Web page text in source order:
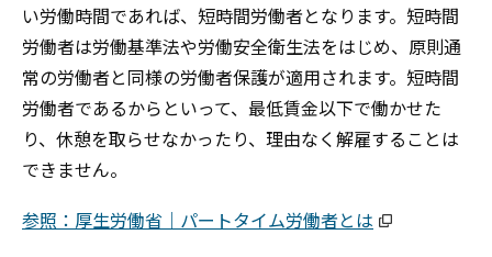
い労働時間であれば、短時間労働者となります。短時間
労働者は労働基準法や労働安全衛生法をはじめ、原則通
常の労働者と同様の労働者保護が適用されます。短時間
労働者であるからといって、最低賃金以下で働かせた
り、休憩を取らせなかったり、理由なく解雇することは
できません。
参照：厚生労働省｜パートタイム労働者とは